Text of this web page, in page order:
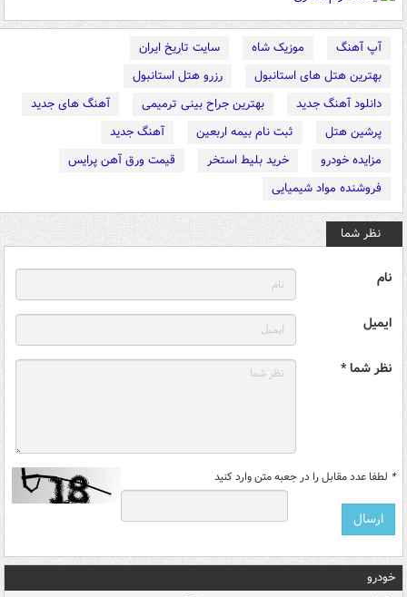
آپ آهنگ موزیک شاه
سایت تاریخ ایران
بهترین هتل های استانبول
رزرو هتل استانبول
دانلود آهنگ جدید
بهترین جراح بینی ترمیمی
آهنگ های جدید
پرشین هتل
ثبت نام بیمه اربعین
آهنگ جدید
مزایده خودرو
خرید بلیط استخر
قیمت ورق آهن پرایس
فروشنده مواد شیمیایی
نظر شما
نام
ایمیل
نظر شما *
* لطفا عدد مقابل را در جعبه متن وارد کنید
خودرو